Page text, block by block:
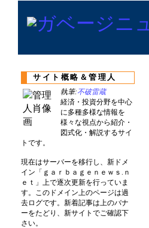
サイト概略＆管理人
執筆:不破雷蔵
経済・投資分野を中心
に多種多様な情報を
様々な視点から紹介・
図式化・解説するサイ
トです。
現在はサーバーを移行し、新ドメ
イン「ｇａｒｂａｇｅｎｅｗｓ.ｎ
ｅｔ」上で逐次更新を行っていま
す。このドメイン上のページは過
去ログです。新着記事は上のバナ
ーをたどり、新サイトでご確認下
さい。